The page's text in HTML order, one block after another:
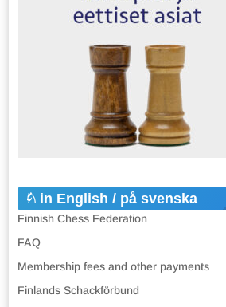
in English / på svenska
Finnish Chess Federation
FAQ
Membership fees and other payments
Finlands Schackförbund